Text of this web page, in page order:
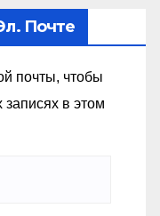
Почте
почты, чтобы
в этом